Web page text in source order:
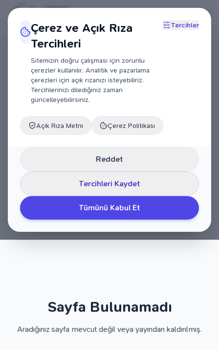
Sayfa Bulunamadı
Aradığınız sayfa mevcut değil veya yayından kaldırılmış.
Çerez ve Açık Rıza
Tercihleri
Sitemizin doğru çalışması için zorunlu
çerezler kullanılır. Analitik ve pazarlama
çerezleri için açık rızanızı isteyebiliriz.
Tercihlerinizi dilediğiniz zaman
güncelleyebilirsiniz.
Tercihler
Açık Rıza Metni Çerez Politikası
Reddet
Tercihleri Kaydet
Tümünü Kabul Et